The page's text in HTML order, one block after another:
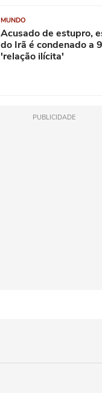
MUNDO
Acusado de estupro,
do Irã é condenado a
'relação ilícita'
PUBLICIDADE